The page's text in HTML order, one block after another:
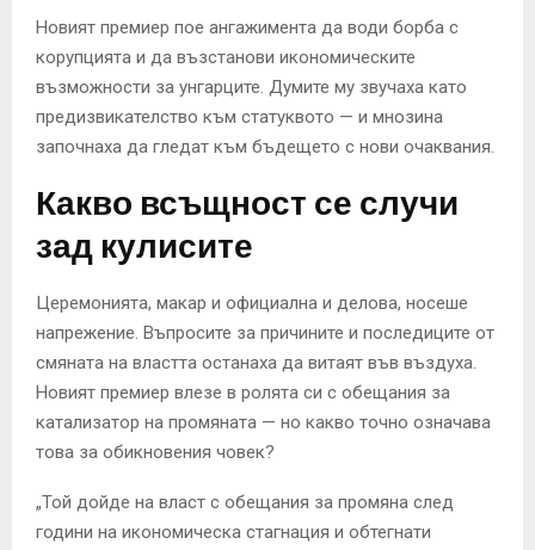
Новият премиер пое ангажимента да води борба с
корупцията и да възстанови икономическите
възможности за унгарците. Думите му звучаха като
предизвикателство към статуквото — и мнозина
започнаха да гледат към бъдещето с нови очаквания.
Какво всъщност се случи
зад кулисите
Церемонията, макар и официална и делова, носеше
напрежение. Въпросите за причините и последиците от
смяната на властта останаха да витаят във въздуха.
Новият премиер влезе в ролята си с обещания за
катализатор на промяната — но какво точно означава
това за обикновения човек?
„Той дойде на власт с обещания за промяна след
години на икономическа стагнация и обтегнати